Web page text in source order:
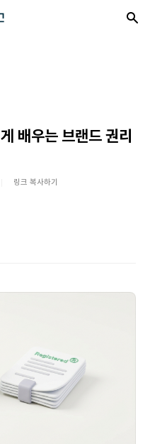
배우는 브랜드 권리
링크 복사하기